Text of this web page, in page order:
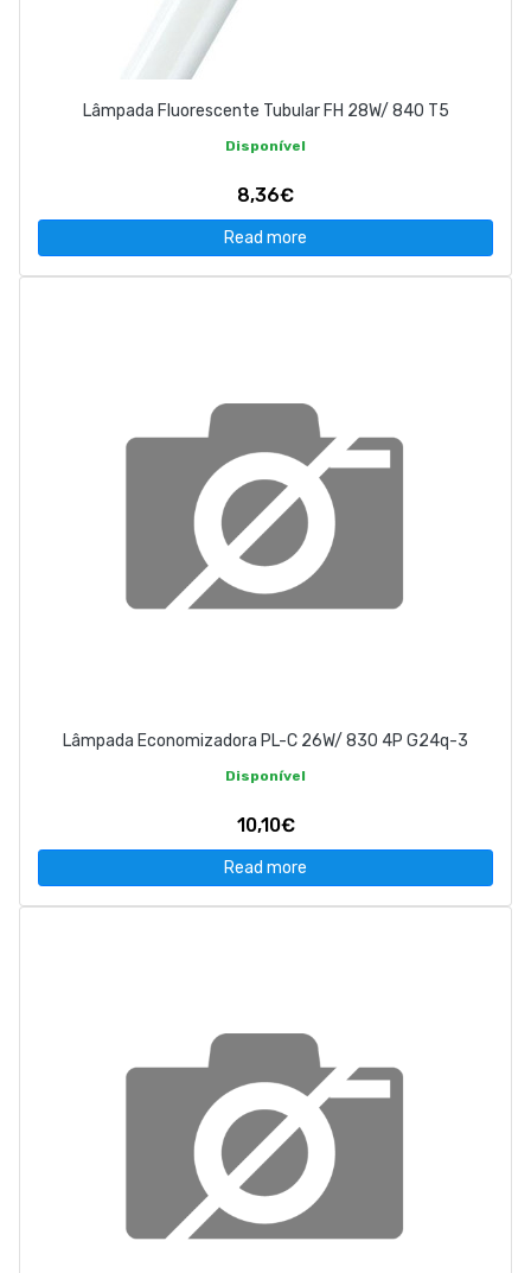
Lâmpada Fluorescente Tubular FH 28W/ 840 T5
Disponível
8,36€
Read more
Lâmpada Economizadora PL-C 26W/ 830 4P G24q-3
Disponível
10,10€
Read more